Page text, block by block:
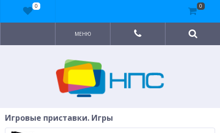
МЕНЮ
Игровые приставки. Игры
0 0